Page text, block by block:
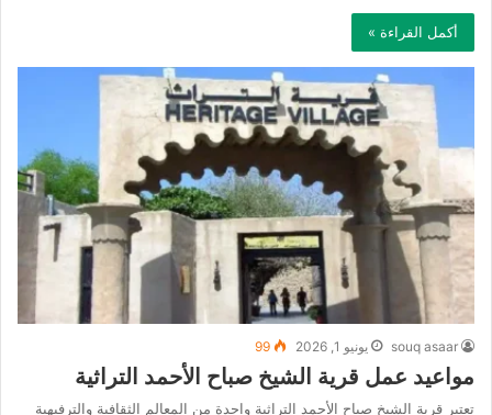
أكمل القراءة »
souq asaar يونيو 1, 2026 99
مواعيد عمل قرية الشيخ صباح الأحمد التراثية
تعتبر قرية الشيخ صباح الأحمد التراثية واحدة من المعالم الثقافية والترفيهية